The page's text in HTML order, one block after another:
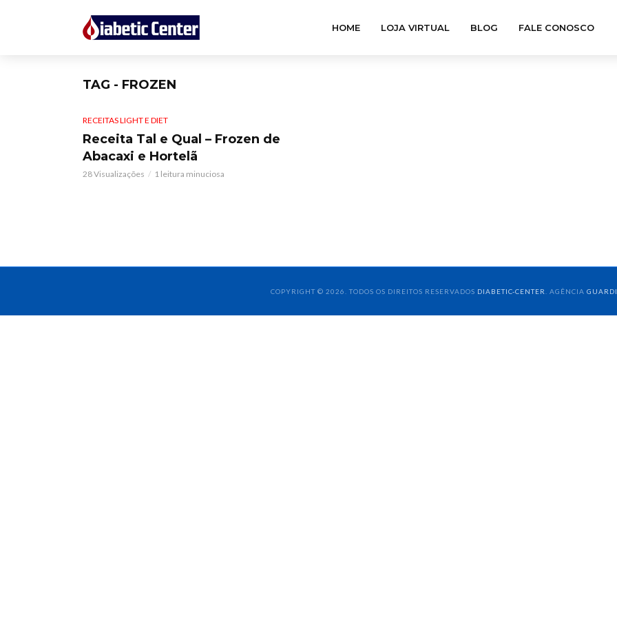
HOME LOJA VIRTUAL BLOG FALE CONOSCO
TAG - FROZEN
RECEITAS LIGHT E DIET
Receita Tal e Qual – Frozen de
Abacaxi e Hortelã
28 Visualizações 1 leitura minuciosa
COPYRIGHT © 2026. TODOS OS DIREITOS RESERVADOS DIABETIC-CENTER . AGÊNCIA